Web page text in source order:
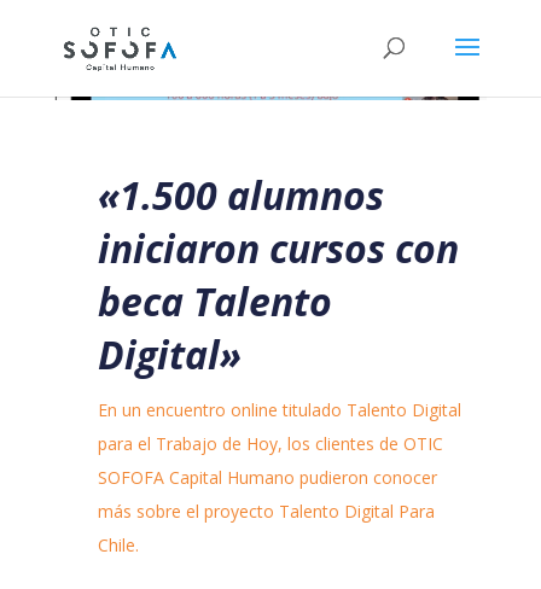
«1.500 alumnos
iniciaron cursos con
beca Talento
Digital»
En un encuentro online titulado Talento Digital
para el Trabajo de Hoy, los clientes de OTIC
SOFOFA Capital Humano pudieron conocer
más sobre el proyecto Talento Digital Para
Chile.